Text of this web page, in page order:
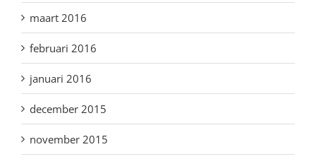
maart 2016
februari 2016
januari 2016
december 2015
november 2015